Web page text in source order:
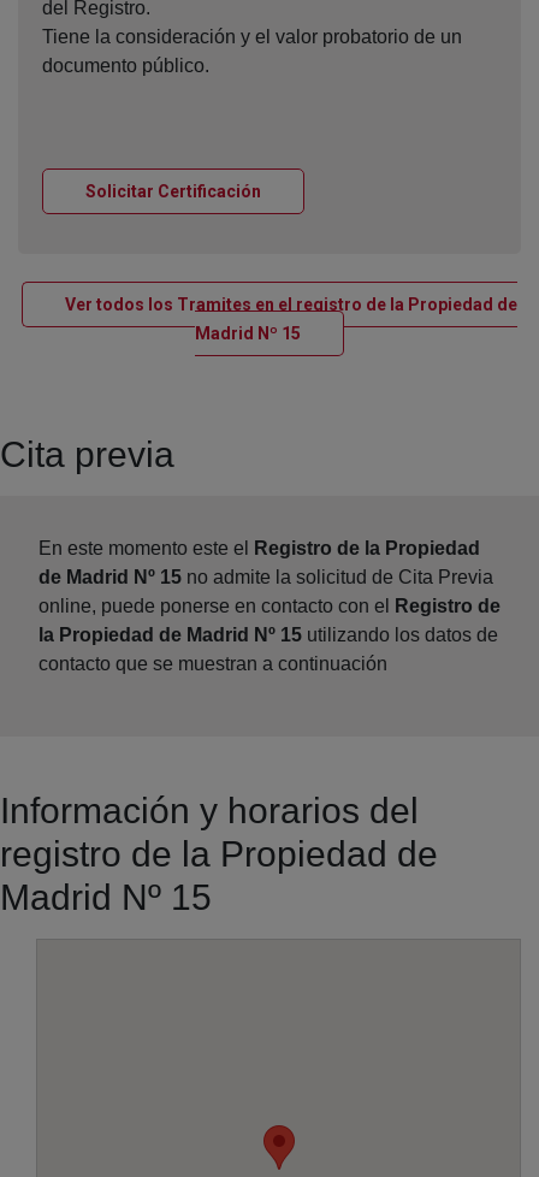
del Registro.
Tiene la consideración y el valor probatorio de un
documento público.
Solicitar Certificación
Ver todos los Tramites en el registro de la Propiedad de
Madrid Nº 15 Ventana nueva
Cita previa
En este momento este el
Registro de la Propiedad
de Madrid Nº 15 no admite la solicitud de Cita Previa
online, puede ponerse en contacto con el
Registro de
la Propiedad de Madrid Nº 15 utilizando los datos de
contacto que se muestran a continuación
Información y horarios del
registro de la Propiedad de
Madrid Nº 15